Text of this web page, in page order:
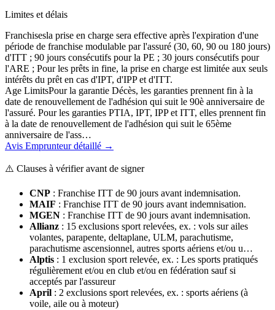
Limites et délais
Franchisesla prise en charge sera effective après l'expiration d'une
période de franchise modulable par l'assuré (30, 60, 90 ou 180 jours)
d'ITT ; 90 jours consécutifs pour la PE ; 30 jours consécutifs pour
l'ARE ; Pour les prêts in fine, la prise en charge est limitée aux seuls
intérêts du prêt en cas d'IPT, d'IPP et d'ITT.
Age LimitsPour la garantie Décès, les garanties prennent fin à la
date de renouvellement de l'adhésion qui suit le 90è anniversaire de
l'assuré. Pour les garanties PTIA, IPT, IPP et ITT, elles prennent fin
à la date de renouvellement de l'adhésion qui suit le 65ème
anniversaire de l'ass…
Avis Emprunteurdétaillé →
⚠️ Clauses à vérifier avant de signer
CNP : Franchise ITT de 90 jours avant indemnisation.
MAIF : Franchise ITT de 90 jours avant indemnisation.
MGEN : Franchise ITT de 90 jours avant indemnisation.
Allianz : 15 exclusions sport relevées, ex. : vols sur ailes
volantes, parapente, deltaplane, ULM, parachutisme,
parachutisme ascensionnel, autres sports aériens et/ou u…
Alptis : 1 exclusion sport relevée, ex. : Les sports pratiqués
régulièrement et/ou en club et/ou en fédération sauf si
acceptés par l'assureur
April : 2 exclusions sport relevées, ex. : sports aériens (à
voile, aile ou à moteur)